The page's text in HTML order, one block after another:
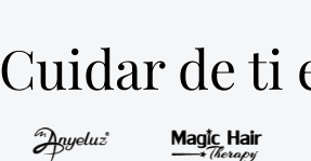
Cuidar de ti